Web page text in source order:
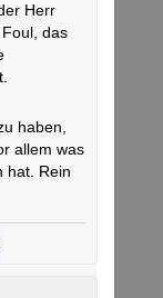
Herr
das
haben,
allem was
hat. Rein